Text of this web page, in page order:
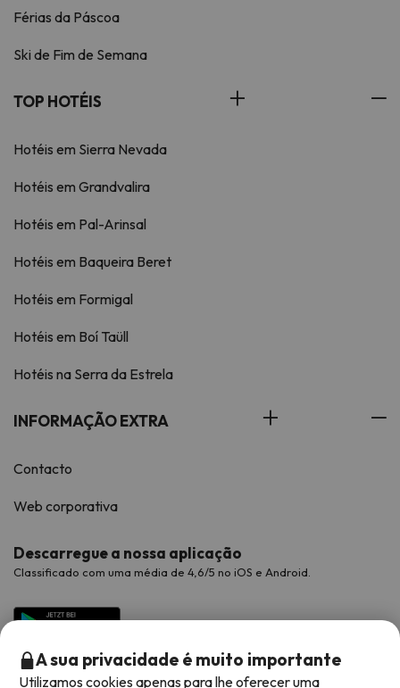
Férias da Páscoa
Ski de Fim de Semana
TOP HOTÉIS
Hotéis em Sierra Nevada
Hotéis em Grandvalira
Hotéis em Pal-Arinsal
Hotéis em Baqueira Beret
Hotéis em Formigal
Hotéis em Boí Taüll
Hotéis na Serra da Estrela
INFORMAÇÃO EXTRA
Contacto
Web corporativa
Descarregue a nossa aplicação
Classificado com uma média de 4,6/5 no iOS e Android.
A sua privacidade é muito importante
Utilizamos cookies apenas para lhe oferecer uma